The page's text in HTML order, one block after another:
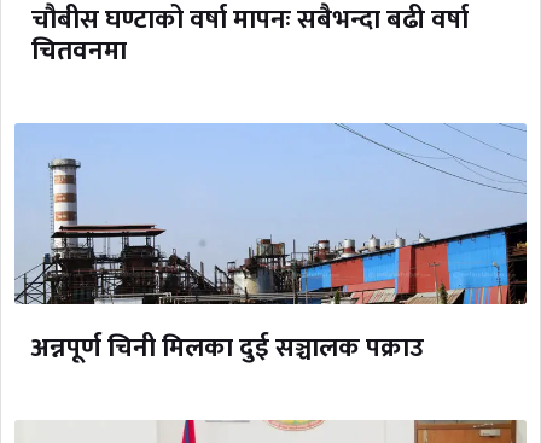
चौबीस घण्टाको वर्षा मापनः सबैभन्दा बढी वर्षा
चितवनमा
अन्नपूर्ण चिनी मिलका दुई सञ्चालक पक्राउ